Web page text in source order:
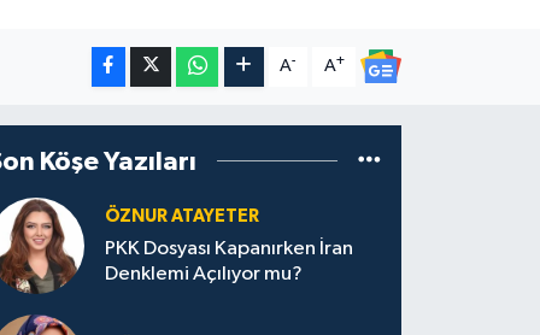
A- A+
Köşe Yazıları
ÖZNUR ATAYETER
PKK Dosyası Kapanırken İran
Denklemi Açılıyor mu?